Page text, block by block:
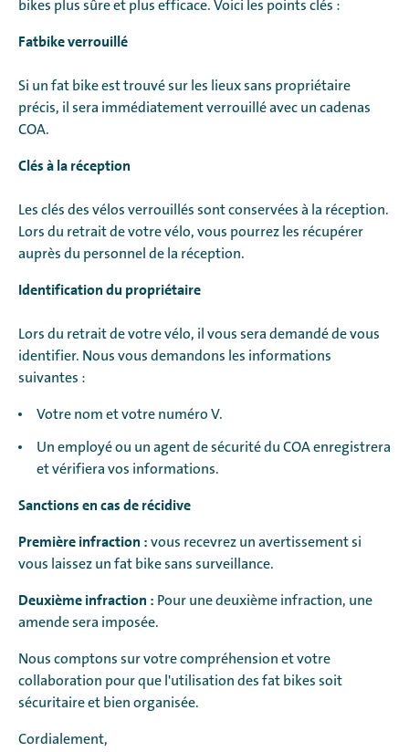
bikes plus sûre et plus efficace. Voici les points clés :
Fatbike verrouillé
Si un fat bike est trouvé sur les lieux sans propriétaire
précis, il sera immédiatement verrouillé avec un cadenas
COA.
Clés à la réception
Les clés des vélos verrouillés sont conservées à la réception.
Lors du retrait de votre vélo, vous pourrez les récupérer
auprès du personnel de la réception.
Identification du propriétaire
Lors du retrait de votre vélo, il vous sera demandé de vous
identifier. Nous vous demandons les informations
suivantes :
Votre nom et votre numéro V.
Un employé ou un agent de sécurité du COA enregistrera
et vérifiera vos informations.
Sanctions en cas de récidive
Première infraction : vous recevrez un avertissement si
vous laissez un fat bike sans surveillance.
Deuxième infraction : Pour une deuxième infraction, une
amende sera imposée.
Nous comptons sur votre compréhension et votre
collaboration pour que l'utilisation des fat bikes soit
sécuritaire et bien organisée.
Cordialement,